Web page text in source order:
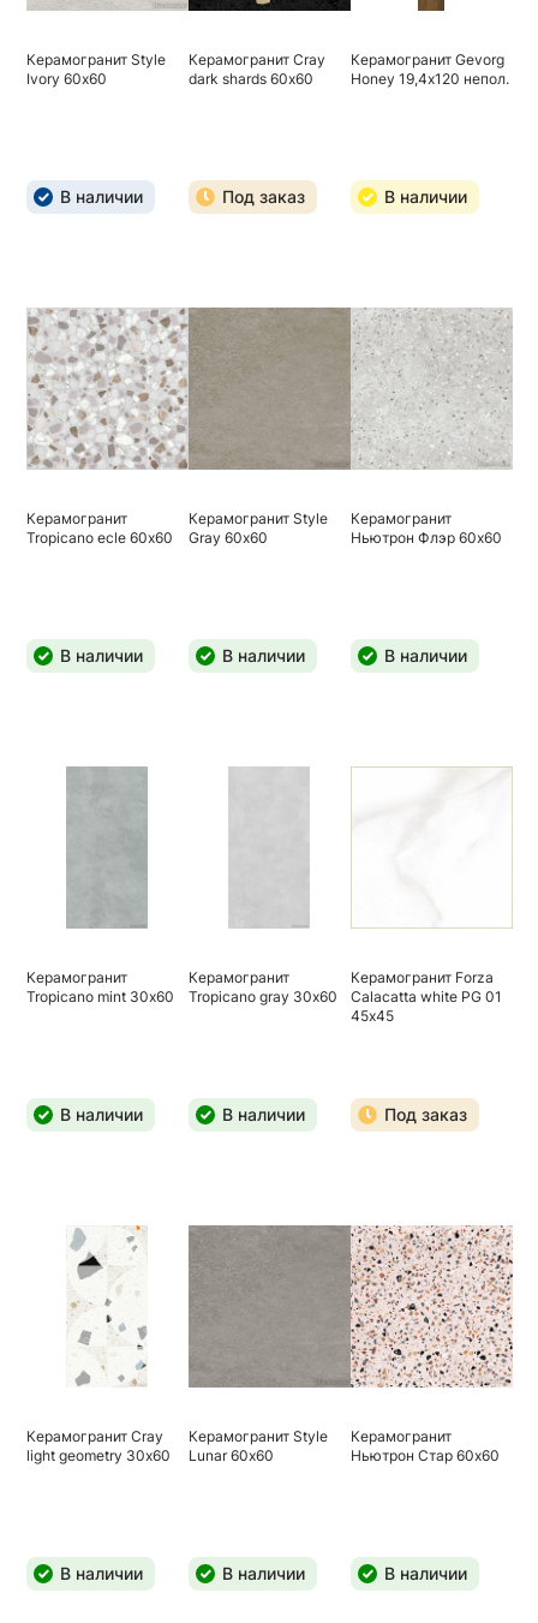
Керамогранит Style
Ivory 60х60
В наличии
Керамогранит Cray
dark shards 60х60
Под заказ
Керамогранит Gevorg
Honey 19,4х120 непол.
В наличии
Керамогранит
Tropicano ecle 60х60
В наличии
Керамогранит Style
Gray 60х60
В наличии
Керамогранит
Ньютрон Флэр 60х60
В наличии
Керамогранит
Tropicano mint 30х60
В наличии
Керамогранит
Tropicano gray 30х60
В наличии
Керамогранит Forza
Calacatta white PG 01
45х45
Под заказ
Керамогранит Сray
light geometry 30х60
В наличии
Керамогранит Style
Lunar 60х60
В наличии
Керамогранит
Ньютрон Стар 60х60
В наличии